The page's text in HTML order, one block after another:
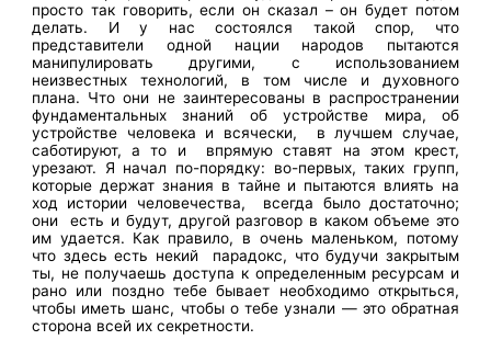
просто так говорить, если он сказал – он будет потом
делать. И у нас состоялся такой спор, что
представители одной нации народов пытаются
манипулировать другими, с использованием
неизвестных технологий, в том числе и духовного
плана. Что они не заинтересованы в распространении
фундаментальных знаний об устройстве мира, об
устройстве человека и всячески, в лучшем случае,
саботируют, а то и впрямую ставят на этом крест,
урезают. Я начал по-порядку: во-первых, таких групп,
которые держат знания в тайне и пытаются влиять на
ход истории человечества, всегда было достаточно;
они есть и будут, другой разговор в каком объеме это
им удается. Как правило, в очень маленьком, потому
что здесь есть некий парадокс, что будучи закрытым
ты, не получаешь доступа к определенным ресурсам и
рано или поздно тебе бывает необходимо открыться,
чтобы иметь шанс, чтобы о тебе узнали — это обратная
сторона всей их секретности.